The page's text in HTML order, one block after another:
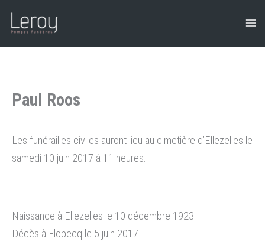
Paul Roos
Les funérailles civiles auront lieu au cimetière d’Ellezelles le
samedi 10 juin 2017 à 11 heures.
Naissance à Ellezelles le 10 décembre 1923
Décès à Flobecq le 5 juin 2017